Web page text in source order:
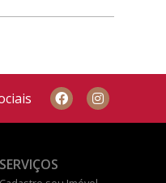
SERVIÇOS